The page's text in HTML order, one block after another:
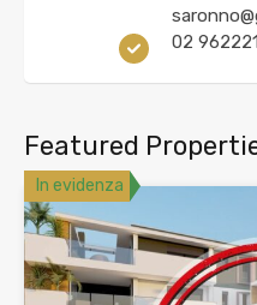
02
Featured
In evidenza